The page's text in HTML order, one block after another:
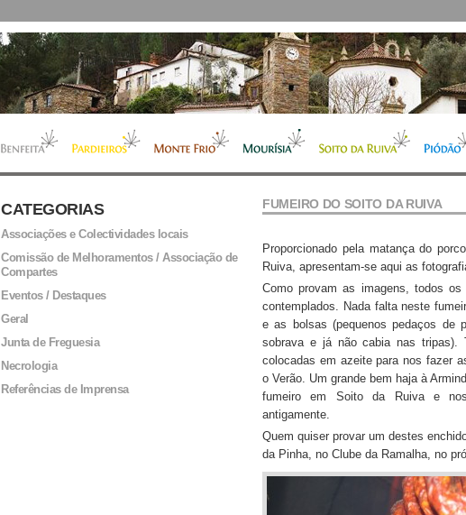
FUMEIRO DO SOITO DA RUIVA
Proporcionado pela matança do
Ruiva, apresentam-se aqui as
Como provam as imagens, todos os
contemplados. Nada falta neste
e as bolsas (pequenos pedaços de
sobrava e já não cabia nas tripas).
colocadas em azeite para nos fazer
o Verão. Um grande bem haja à
fumeiro em Soito da Ruiva e
antigamente.
Quem quiser provar um destes
da Pinha, no Clube da Ramalha, no
CATEGORIAS
Associações e Colectividades locais
Comissão de Melhoramentos / Associação de
Compartes
Eventos / Destaques
Geral
Junta de Freguesia
Necrologia
Referências de Imprensa